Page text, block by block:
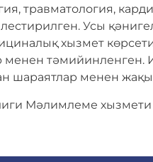
травматология,
Усы
хызмет
менен тәмийинленген.
шараятлар менен
Мәлимлеме хызмети